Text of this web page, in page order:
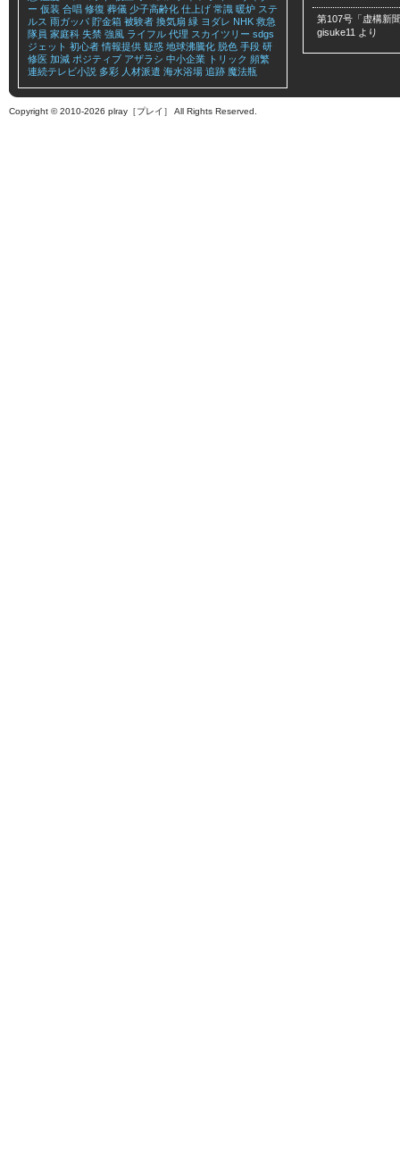
ー 仮装 合唱 修復 葬儀 少子高齢化 仕上げ 常識 暖炉 ステ
ルス 雨ガッパ 貯金箱 被験者 換気扇 緑 ヨダレ NHK 救急
隊員 家庭科 失禁 強風 ライフル 代理 スカイツリー sdgs
ジェット 初心者 情報提供 疑惑 地球沸騰化 脱色 手段 研
修医 加減 ポジティブ アザラシ 中小企業 トリック 頻繁
連続テレビ小説 多彩 人材派遣 海水浴場 追跡 魔法瓶
第107号「虚構新
gisuke11 より
Copyright © 2010-2026 plray［プレイ］ All Rights Reserved.